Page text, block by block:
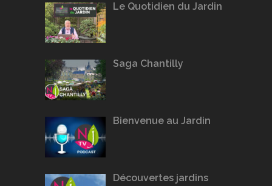
Le Quotidien du Jardin
Saga Chantilly
Bienvenue au Jardin
Découvertes jardins